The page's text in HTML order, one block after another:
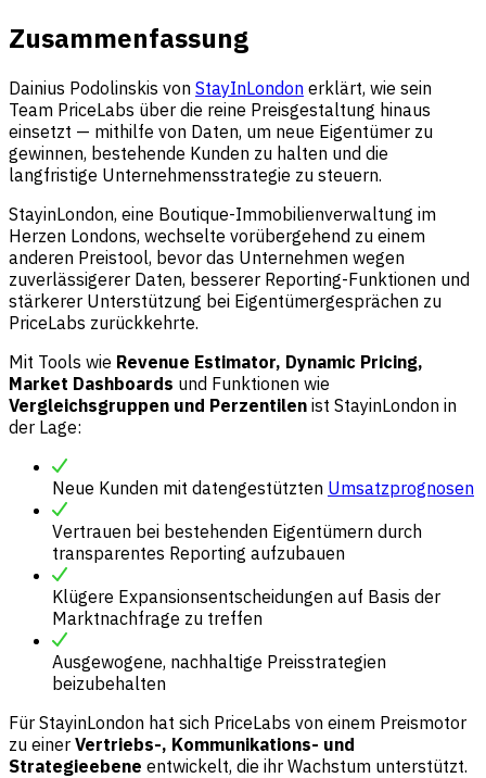
Zusammenfassung
Dainius Podolinskis von StayInLondon erklärt, wie sein
Team PriceLabs über die reine Preisgestaltung hinaus
einsetzt — mithilfe von Daten, um neue Eigentümer zu
gewinnen, bestehende Kunden zu halten und die
langfristige Unternehmensstrategie zu steuern.
StayinLondon, eine Boutique-Immobilienverwaltung im
Herzen Londons, wechselte vorübergehend zu einem
anderen Preistool, bevor das Unternehmen wegen
zuverlässigerer Daten, besserer Reporting-Funktionen und
stärkerer Unterstützung bei Eigentümergesprächen zu
PriceLabs zurückkehrte.
Mit Tools wie Revenue Estimator, Dynamic Pricing,
Market Dashboards und Funktionen wie
Vergleichsgruppen und Perzentilen ist StayinLondon in
der Lage:
Neue Kunden mit datengestützten Umsatzprognosen
Vertrauen bei bestehenden Eigentümern durch
transparentes Reporting aufzubauen
Klügere Expansionsentscheidungen auf Basis der
Marktnachfrage zu treffen
Ausgewogene, nachhaltige Preisstrategien
beizubehalten
Für StayinLondon hat sich PriceLabs von einem Preismotor
zu einer Vertriebs-, Kommunikations- und
Strategieebene entwickelt, die ihr Wachstum unterstützt.